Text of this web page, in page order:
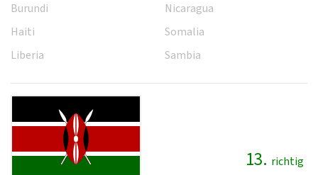
Burundi
Haiti
Liberia
Nicaragua
Somalia
Sambia
13. richtig